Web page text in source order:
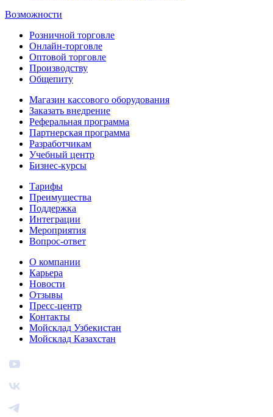
Возможности
Розничной торговле
Онлайн-торговле
Оптовой торговле
Производству
Общепиту
Магазин кассового оборудования
Заказать внедрение
Реферальная программа
Партнерская программа
Разработчикам
Учебный центр
Бизнес‑курсы
Тарифы
Преимущества
Поддержка
Интеграции
Мероприятия
Вопрос-ответ
О компании
Карьера
Новости
Отзывы
Пресс-центр
Контакты
Мойсклад Узбекистан
Мойсклад Казахстан